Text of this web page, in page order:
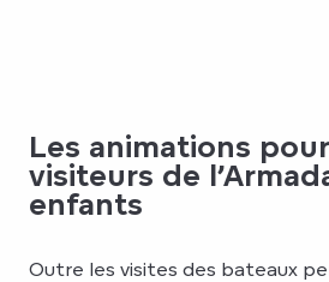
Les animations
visiteurs de
enfants
Outre les visites des bateaux